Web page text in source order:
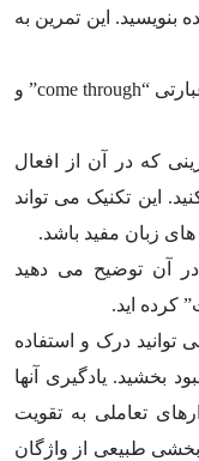
بنویسید. این تمرین به
“
come through” و
که در آن از افعال
این تکنیک می تواند
زبان مفید باشد.
آن توضیح می دهید
کرده اید.
توانید درک و استفاده
بخشید. یادگیری آنها
تعاملی به تقویت
طبیعی از واژگان